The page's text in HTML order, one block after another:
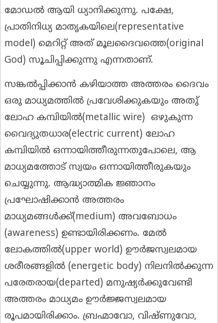
മോഡൽ ആയി ധ്യാനിക്കുന്നു. പക്ഷേ,
പ്രാതിനിധ്യ മാതൃകയിലെ(representative
model) മെറിറ്റ് അത് മൂലദൈവത്തെ(original
God) സൂചിപ്പിക്കുന്നു എന്നതാണ്.
സങ്കൽപ്പിക്കാൻ കഴിയാത്ത അത്തരം ദൈവം
ഒരു മാധ്യമത്തിൽ പ്രവേശിക്കുകയും അതു്
ലോഹ കമ്പിയിൽ(metallic wire) ഒഴുകുന്ന
വൈദ്യുതധാര(electric current) ലോഹ
കമ്പിയിൽ ഒന്നായിത്തീരുന്നതുപോലെ, ആ
മാധ്യമത്തോട് സ്വയം ഒന്നായിത്തീരുകയും
ചെയ്യുന്നു. ആദ്ധ്യാത്മിക ജ്ഞാനം
പ്രഘോഷിക്കാൻ അത്തരം
മാധ്യമങ്ങൾക്ക്(medium) അവബോധം
(awareness) ഉണ്ടായിരിക്കണം. മേൽ
ലോകത്തിൽ(upper world) ഊർജസ്വലമായ
ശരീരങ്ങളിൽ (energetic body) നിലനിൽക്കുന്ന
പരേതരായ(departed) മനുഷ്യർക്കുവേണ്ടി
അത്തരം മാധ്യമം ഊർജ്ജസ്വലമായ
രൂപമായിരിക്കാം. ബ്രഹ്മാവോ, വിഷ്ണുവോ,